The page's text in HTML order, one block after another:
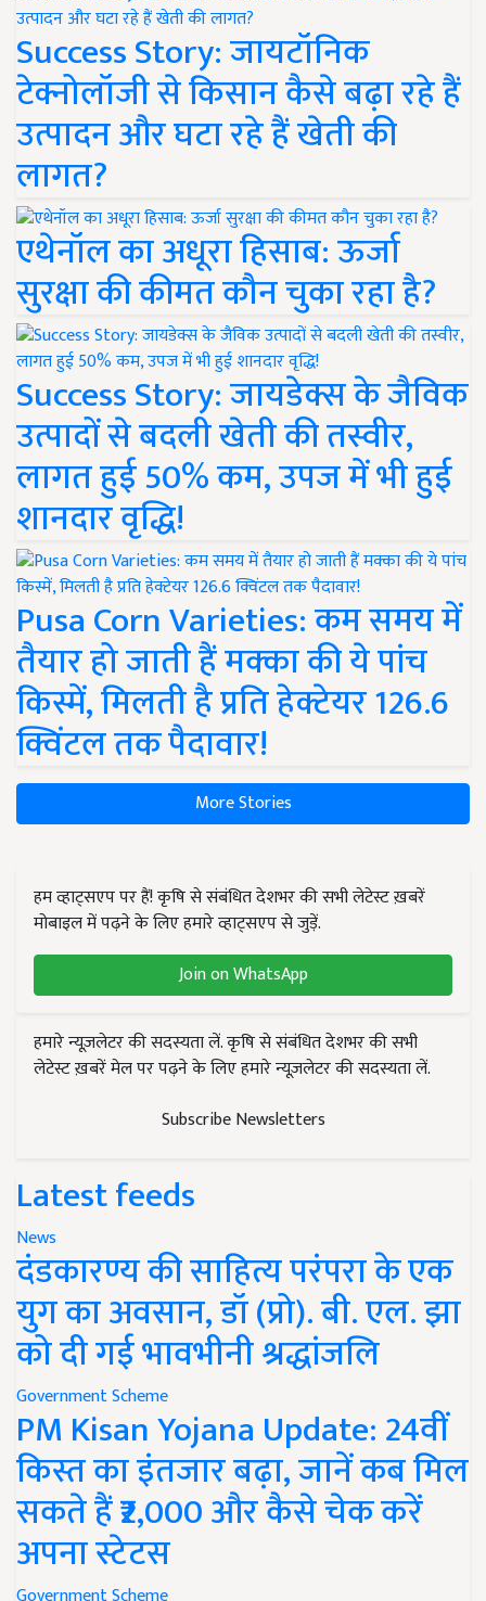
Success Story: जायटॉनिक
टेक्नोलॉजी से किसान कैसे बढ़ा रहे हैं
उत्पादन और घटा रहे हैं खेती की
लागत?
एथेनॉल का अधूरा हिसाब: ऊर्जा
सुरक्षा की कीमत कौन चुका रहा है?
Success Story: जायडेक्स के जैविक
उत्पादों से बदली खेती की तस्वीर,
लागत हुई 50% कम, उपज में भी हुई
शानदार वृद्धि!
Pusa Corn Varieties: कम समय में
तैयार हो जाती हैं मक्का की ये पांच
किस्में, मिलती है प्रति हेक्टेयर 126.6
क्विंटल तक पैदावार!
More Stories
हम व्हाट्सएप पर हैं! कृषि से संबंधित देशभर की सभी लेटेस्ट ख़बरें
मोबाइल में पढ़ने के लिए हमारे व्हाट्सएप से जुड़ें.
Join on WhatsApp
हमारे न्यूज़लेटर की सदस्यता लें. कृषि से संबंधित देशभर की सभी
लेटेस्ट ख़बरें मेल पर पढ़ने के लिए हमारे न्यूज़लेटर की सदस्यता लें.
Subscribe Newsletters
Latest feeds
News
दंडकारण्य की साहित्य परंपरा के एक
युग का अवसान, डॉ (प्रो). बी. एल. झा
को दी गई भावभीनी श्रद्धांजलि
Government Scheme
PM Kisan Yojana Update: 24वीं
किस्त का इंतजार बढ़ा, जानें कब मिल
सकते हैं ₹2,000 और कैसे चेक करें
अपना स्टेटस